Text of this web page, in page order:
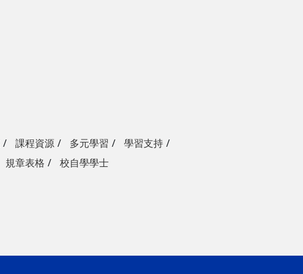
課程資源 多元學習
學習支持
規章表格 校自學學士